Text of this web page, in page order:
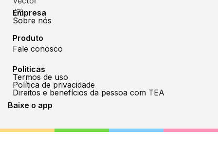
Empresa
Sobre nós
Produto
Fale conosco
Políticas
Termos de uso
Política de privacidade
Direitos e benefícios da pessoa com TEA
Baixe o app